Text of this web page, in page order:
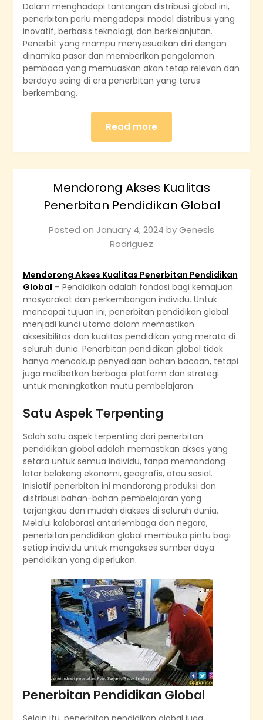
Dalam menghadapi tantangan distribusi global ini,
penerbitan perlu mengadopsi model distribusi yang
inovatif, berbasis teknologi, dan berkelanjutan.
Penerbit yang mampu menyesuaikan diri dengan
dinamika pasar dan memberikan pengalaman
pembaca yang memuaskan akan tetap relevan dan
berdaya saing di era penerbitan yang terus
berkembang.
Read more
Mendorong Akses Kualitas
Penerbitan Pendidikan Global
Posted on January 4, 2024 byGenesis
Rodriguez
Mendorong Akses Kualitas Penerbitan Pendidikan
Global – Pendidikan adalah fondasi bagi kemajuan
masyarakat dan perkembangan individu. Untuk
mencapai tujuan ini, penerbitan pendidikan global
menjadi kunci utama dalam memastikan
aksesibilitas dan kualitas pendidikan yang merata di
seluruh dunia. Penerbitan pendidikan global tidak
hanya mencakup penyediaan bahan bacaan, tetapi
juga melibatkan berbagai platform dan strategi
untuk meningkatkan mutu pembelajaran.
Satu Aspek Terpenting
Salah satu aspek terpenting dari penerbitan
pendidikan global adalah memastikan akses yang
setara untuk semua individu, tanpa memandang
latar belakang ekonomi, geografis, atau sosial.
Inisiatif penerbitan ini mendorong produksi dan
distribusi bahan-bahan pembelajaran yang
terjangkau dan mudah diakses di seluruh dunia.
Melalui kolaborasi antarlembaga dan negara,
penerbitan pendidikan global membuka pintu bagi
setiap individu untuk mengakses sumber daya
pendidikan yang diperlukan.
Penerbitan Pendidikan Global